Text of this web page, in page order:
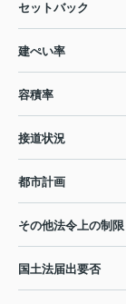
セットバック
建ぺい率
容積率
接道状況
都市計画
その他法令上の制限
国土法届出要否